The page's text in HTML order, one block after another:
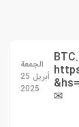
✉ +
hs=4a12ceb4ab0362fa487c4c050104e39c&
✉
الجمعة
أبريل 25
2025